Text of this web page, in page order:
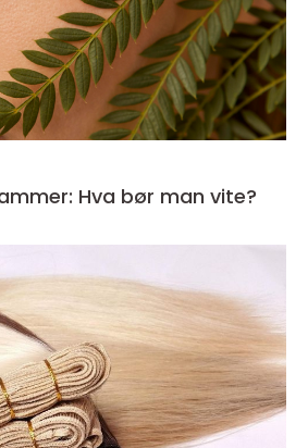
Hva bør man vite?